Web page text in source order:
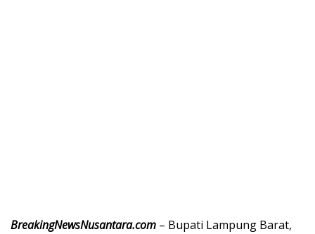
BreakingNewsNusantara.com – Bupati Lampung Barat,